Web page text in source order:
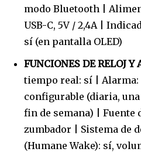
modo Bluetooth |
USB-C, 5V / 2,4A |
sí (en pantalla OLED)
FUNCIONES DE RELOJ Y
tiempo real: sí |
configurable (diaria,
fin de semana) | Fuente
zumbador | Sistema de
(Humane Wake): sí,